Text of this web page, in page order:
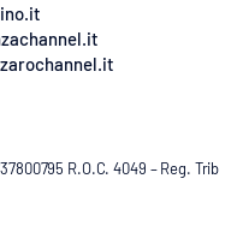
R.O.C. 4049 – Reg. Trib